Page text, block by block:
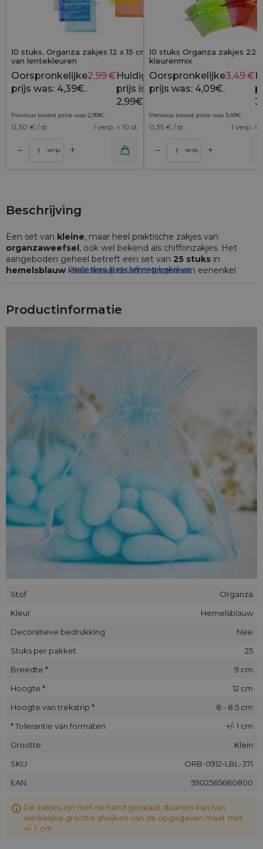
10 stuks. Organza zakjes 12 x 15 cm - mix
van lentekleuren
4,39 €
Oorspronkelijke
prijs was: 4,39€.
2,99€Huidige
prijs is:
2,99€.
Previous lowest price was 2,99€
0,30 € / st. 1 verp. = 10 st.
– verp. +
10 stuks Organza zakjes 22
kleurenmix
Oorspronkelijke
prijs was: 4,09€.
3,49€
Previous lowest price was 3,49€
0,35 € / st. 1 verp. =
– verp. +
Toevoegen aan winkelwagen Toevoegen aan
Beschrijving
Een set van kleine, maar heel praktische zakjes van
organzaweefsel, ook wel bekend als chiffonzakjes. Het
aangeboden geheel betreft een set van 25 stuks in
hemelsblauw kleur terwijl de afmetingen van eenenkel
luchtige structuur, die zich niet enkel elegant presenteert,
manier om een groot aantal kleine dingen, zoals bijv. munten
of knopen, op te bergen - de organzazakjes met afmetingen
9 x 12 cm
zijn perfect tegen deze taak opgewassen terwijl
men originele geurzakjes of geurende zakjes voor in de kast
kan creëren door er aangename aroma's (bijv. lavendel) in te
Volledige beschrijving bekijken
Productinformatie
Stof
Organza
Kleur
Hemelsblauw
Decoratieve bedrukking
Nee
Stuks per pakket
25
Breedte *
9 cm
Hoogte *
12 cm
Hoogte van trekstrip *
8 - 8.5 cm
* Tolerantie van formaten
+/- 1 cm
Grootte
Klein
SKU
ORB-0912-LBL-371
EAN
5902565680800
De zakjes zijn met de hand genaaid, daarom kan hun
werkelijke grootte afwijken van de opgegeven maat met
+/- 1 cm